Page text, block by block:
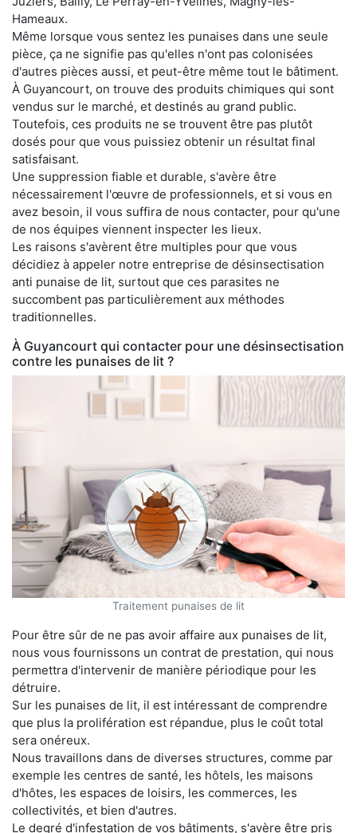
Hameaux.
Même lorsque vous sentez les punaises dans une seule
pièce, ça ne signifie pas qu'elles n'ont pas colonisées
d'autres pièces aussi, et peut-être même tout le bâtiment.
À Guyancourt, on trouve des produits chimiques qui sont
vendus sur le marché, et destinés au grand public.
Toutefois, ces produits ne se trouvent être pas plutôt
dosés pour que vous puissiez obtenir un résultat final
satisfaisant.
Une suppression fiable et durable, s'avère être
nécessairement l'œuvre de professionnels, et si vous en
avez besoin, il vous suffira de nous contacter, pour qu'une
de nos équipes viennent inspecter les lieux.
Les raisons s'avèrent être multiples pour que vous
décidiez à appeler notre entreprise de désinsectisation
anti punaise de lit, surtout que ces parasites ne
succombent pas particulièrement aux méthodes
traditionnelles.
À Guyancourt qui contacter pour une désinsectisation
contre les punaises de lit ?
Traitement punaises de lit
Pour être sûr de ne pas avoir affaire aux punaises de lit,
nous vous fournissons un contrat de prestation, qui nous
permettra d'intervenir de manière périodique pour les
détruire.
Sur les punaises de lit, il est intéressant de comprendre
que plus la prolifération est répandue, plus le coût total
sera onéreux.
Nous travaillons dans de diverses structures, comme par
exemple les centres de santé, les hôtels, les maisons
d'hôtes, les espaces de loisirs, les commerces, les
collectivités, et bien d'autres.
Le degré d'infestation de vos bâtiments, s'avère être pris